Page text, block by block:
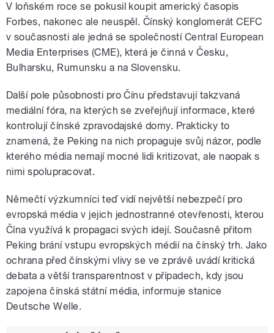
V loňském roce se pokusil koupit americký časopis
Forbes, nakonec ale neuspěl. Čínský konglomerát CEFC
v současnosti ale jedná se společností Central European
Media Enterprises (CME), která je činná v Česku,
Bulharsku, Rumunsku a na Slovensku.
Další pole působnosti pro Čínu představují takzvaná
mediální fóra, na kterých se zveřejňují informace, které
kontrolují čínské zpravodajské domy. Prakticky to
znamená, že Peking na nich propaguje svůj názor, podle
kterého média nemají mocné lidi kritizovat, ale naopak s
nimi spolupracovat.
Němečtí výzkumníci teď vidí největší nebezpečí pro
evropská média v jejich jednostranné otevřenosti, kterou
Čína využívá k propagaci svých idejí. Současně přitom
Peking brání vstupu evropských médií na čínský trh. Jako
ochrana před čínskými vlivy se ve zprávě uvádí kritická
debata a větší transparentnost v případech, kdy jsou
zapojena čínská státní média, informuje stanice
Deutsche Welle.